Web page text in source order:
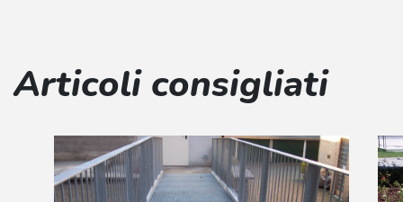
Articoli consigliati